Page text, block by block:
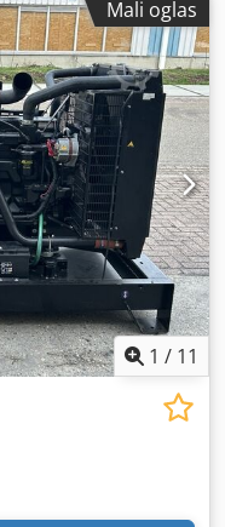
Zapremina
o/min Regulacija
volti Frekvencija: 50
Težina: 1587
snaga: 95 LwA
Mali oglas
1 / 11